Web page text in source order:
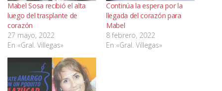
Mabel Sosa recibió el alta
luego del trasplante de
corazón
27 mayo, 2022
En «Gral. Villegas»
Continúa la espera por la
llegada del corazón para
Mabel
8 febrero, 2022
En «Gral. Villegas»